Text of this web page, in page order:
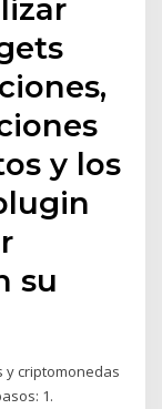
y los
su
y criptomonedas
1.